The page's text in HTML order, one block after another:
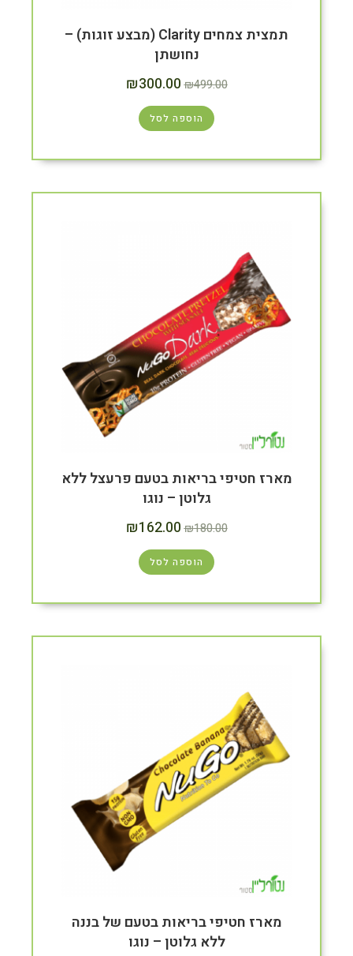
תמצית צמחים Clarity (מבצע זוגות) –
נחושתן
₪499.00
₪300.00
הוספה לסל
מארז חטיפי בריאות בטעם פרעצל ללא
גלוטן – נוגו
₪180.00
₪162.00
הוספה לסל
מארז חטיפי בריאות בטעם של בננה
ללא גלוטן – נוגו